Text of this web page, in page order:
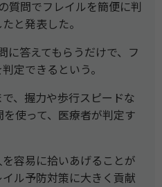
問でフレイルを簡便に判
と発表した。
答えてもらうだけで、フ
定できるという。
、握力や歩行スピードな
使って、医療者が判定す
容易に拾いあげることが
ル予防対策に大きく貢献